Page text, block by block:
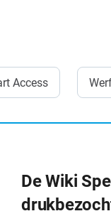
Access
De Wiki